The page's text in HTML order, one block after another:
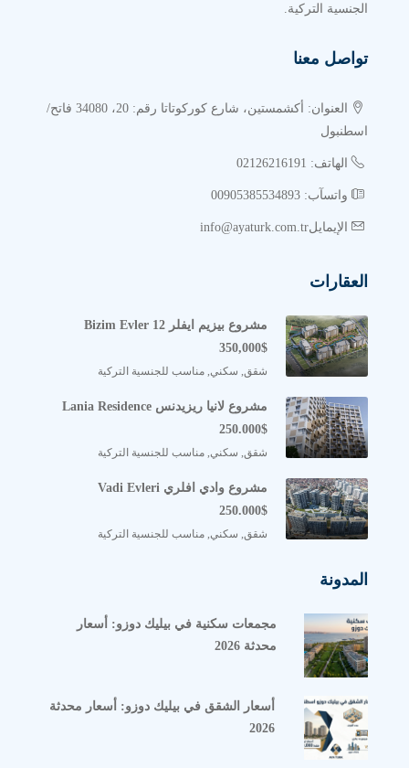
الجنسية التركية.
تواصل معنا
العنوان: أكشمستين، شارع كوركوتاتا رقم: 20، 34080 فاتح/
اسطنبول
الهاتف: 02126216191
واتسآب: 00905385534893
الإيمايلinfo@ayaturk.com.tr
العقارات
مشروع بيزيم ايفلر Bizim Evler 12
350,000$
شقق, سكني, مناسب للجنسية التركية
مشروع لانيا ريزيدنس Lania Residence
250.000$
شقق, سكني, مناسب للجنسية التركية
مشروع وادي افلري Vadi Evleri
250.000$
شقق, سكني, مناسب للجنسية التركية
المدونة
مجمعات سكنية في بيليك دوزو: أسعار
محدثة 2026
أسعار الشقق في بيليك دوزو: أسعار محدثة
2026